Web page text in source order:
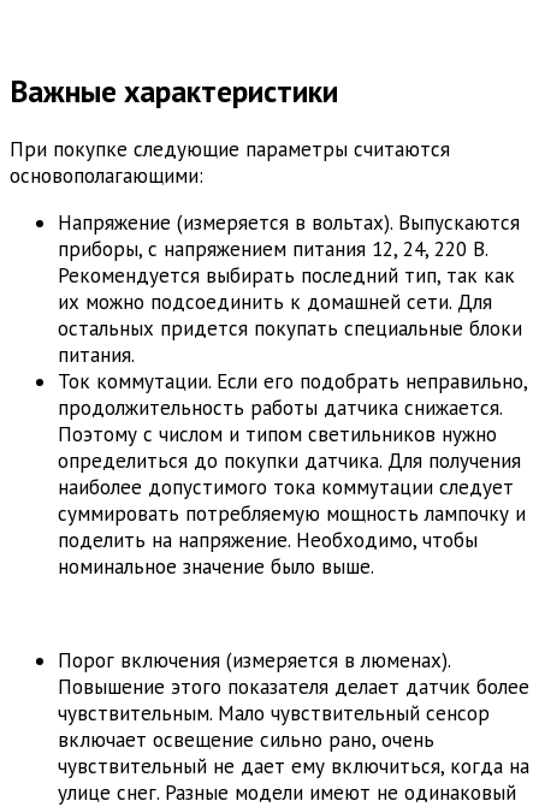
Важные характеристики
При покупке следующие параметры считаются
основополагающими:
Напряжение (измеряется в вольтах). Выпускаются
приборы, с напряжением питания 12, 24, 220 В.
Рекомендуется выбирать последний тип, так как
их можно подсоединить к домашней сети. Для
остальных придется покупать специальные блоки
питания.
Ток коммутации. Если его подобрать неправильно,
продолжительность работы датчика снижается.
Поэтому с числом и типом светильников нужно
определиться до покупки датчика. Для получения
наиболее допустимого тока коммутации следует
суммировать потребляемую мощность лампочку и
поделить на напряжение. Необходимо, чтобы
номинальное значение было выше.
Порог включения (измеряется в люменах).
Повышение этого показателя делает датчик более
чувствительным. Мало чувствительный сенсор
включает освещение сильно рано, очень
чувствительный не дает ему включиться, когда на
улице снег. Разные модели имеют не одинаковый